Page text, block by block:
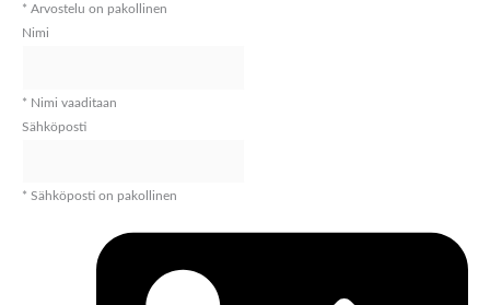
* Arvostelu on pakollinen
Nimi
* Nimi vaaditaan
Sähköposti
* Sähköposti on pakollinen